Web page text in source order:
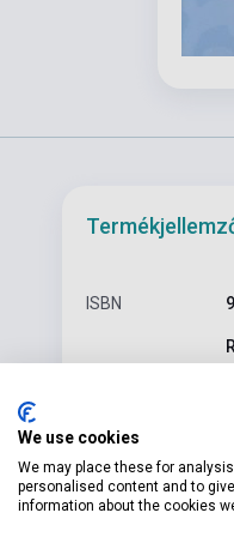
ISBN
Oldalszám
Kötés
We use cookies
We may place these for
personalised content and to
information about the cookies